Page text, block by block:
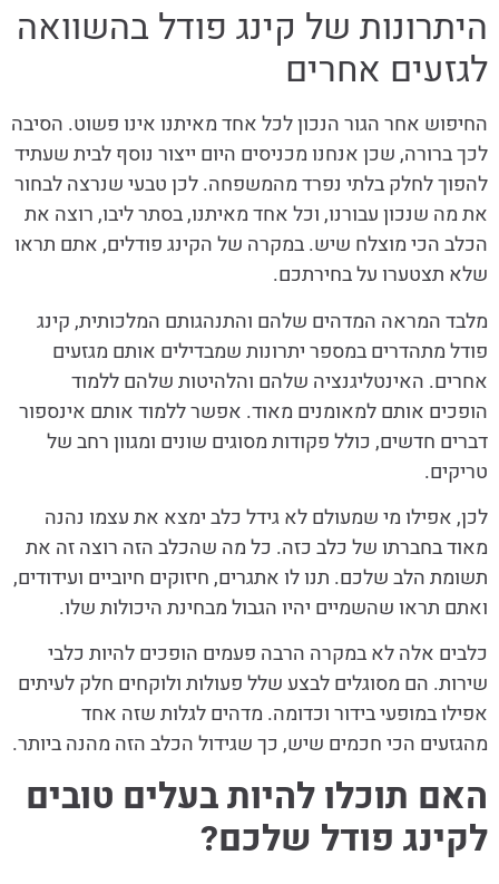
היתרונות של קינג פודל בהשוואה
לגזעים אחרים
החיפוש אחר הגור הנכון לכל אחד מאיתנו אינו פשוט. הסיבה
לכך ברורה, שכן אנחנו מכניסים היום ייצור נוסף לבית שעתיד
להפוך לחלק בלתי נפרד מהמשפחה. לכן טבעי שנרצה לבחור
את מה שנכון עבורנו, וכל אחד מאיתנו, בסתר ליבו, רוצה את
הכלב הכי מוצלח שיש. במקרה של הקינג פודלים, אתם תראו
שלא תצטערו על בחירתכם.
מלבד המראה המדהים שלהם והתנהגותם המלכותית, קינג
פודל מתהדרים במספר יתרונות שמבדילים אותם מגזעים
אחרים. האינטליגנציה שלהם והלהיטות שלהם ללמוד
הופכים אותם למאומנים מאוד. אפשר ללמוד אותם אינספור
דברים חדשים, כולל פקודות מסוגים שונים ומגוון רחב של
טריקים.
לכן, אפילו מי שמעולם לא גידל כלב ימצא את עצמו נהנה
מאוד בחברתו של כלב כזה. כל מה שהכלב הזה רוצה זה את
תשומת הלב שלכם. תנו לו אתגרים, חיזוקים חיוביים ועידודים,
ואתם תראו שהשמיים יהיו הגבול מבחינת היכולות שלו.
כלבים אלה לא במקרה הרבה פעמים הופכים להיות כלבי
שירות. הם מסוגלים לבצע שלל פעולות ולוקחים חלק לעיתים
אפילו במופעי בידור וכדומה. מדהים לגלות שזה אחד
מהגזעים הכי חכמים שיש, כך שגידול הכלב הזה מהנה ביותר.
האם תוכלו להיות בעלים טובים
לקינג פודל שלכם?